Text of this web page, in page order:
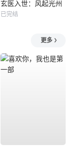
玄医入世：风起光州
已完结
更多